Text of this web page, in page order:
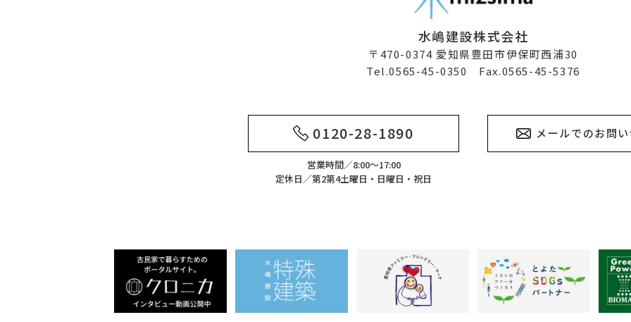
水嶋建設株式会社
〒470-0374 愛知県豊田市伊保町西浦30
Tel.0565-45-0350 Fax.0565-45-5376
0120-28-1890
営業時間／8:00～17:00
定休日／第2第4土曜日・日曜日・祝日
メールでのお問